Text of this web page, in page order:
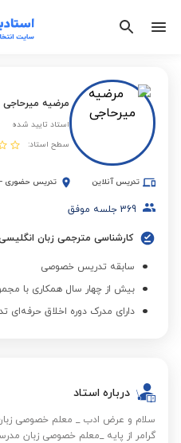
مرضیه میرحاجی
استاد تایید شده
سطح استاد:
تدریس آنلاین تدریس حضوری -
369 جلسه موفق
کارشناسی مترجمی زبان
سابقه تدریس خصوصی
بیش از چهار سال همکاری با
دارای مدرک دوره اخلاق حرفه‌ای
درباره استاد
سلام و عرض ادب _ معلم خصوصی
گرامر از پایه _معلم خصوصی زبان